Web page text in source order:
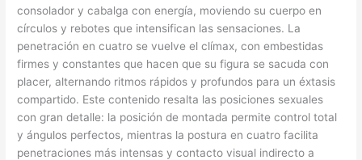
consolador y cabalga con energía, moviendo su cuerpo en
círculos y rebotes que intensifican las sensaciones. La
penetración en cuatro se vuelve el clímax, con embestidas
firmes y constantes que hacen que su figura se sacuda con
placer, alternando ritmos rápidos y profundos para un éxtasis
compartido. Este contenido resalta las posiciones sexuales
con gran detalle: la posición de montada permite control total
y ángulos perfectos, mientras la postura en cuatro facilita
penetraciones más intensas y contacto visual indirecto a